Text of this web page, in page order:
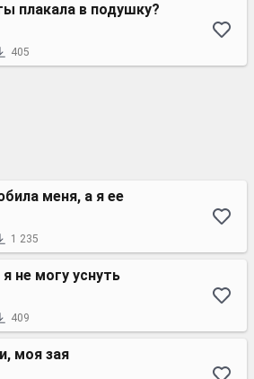
плакала в подушку?
405
меня, а я ее
1 235
не могу уснуть
409
моя зая